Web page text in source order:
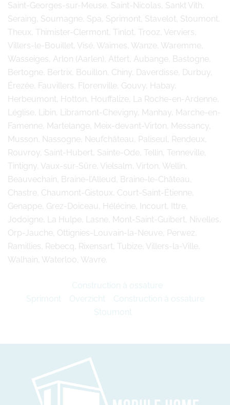
Saint-Georges-sur-Meuse, Saint-Nicolas, Sankt Vith,
Seraing, Soumagne, Spa, Sprimont, Stavelot, Stoumont,
Theux, Thimister-Clermont, Tinlot, Trooz, Verviers,
Villers-le-Bouillet, Visé, Waimes, Wanze, Waremme,
Wasseiges, Arlon (Aarlen), Attert, Aubange, Bastogne,
Bertogne, Bertrix, Bouillon, Chiny, Daverdisse, Durbuy,
Érezée, Fauvillers, Florenville, Gouvy, Habay,
Herbeumont, Hotton, Houffalize, La Roche-en-Ardenne,
Léglise, Libin, Libramont-Chevigny, Manhay, Marche-en-
Famenne, Martelange, Meix-devant-Virton, Messancy,
Musson, Nassogne, Neufchâteau, Paliseul, Rendeux,
Rouvroy, Saint-Hubert, Sainte-Ode, Tellin, Tenneville,
Tintigny, Vaux-sur-Sûre, Vielsalm, Virton, Wellin,
Beauvechain, Braine-l’Alleud, Braine-le-Château,
Chastre, Chaumont-Gistoux, Court-Saint-Étienne,
Genappe, Grez-Doiceau, Hélécine, Incourt, Ittre,
Jodoigne, La Hulpe, Lasne, Mont-Saint-Guibert, Nivelles,
Orp-Jauche, Ottignies-Louvain-la-Neuve, Perwez,
Ramillies, Rebecq, Rixensart, Tubize, Villers-la-Ville,
Walhain, Waterloo, Wavre.
Construction à ossature
Sprimont
Overzicht
Construction à ossature
Stoumont